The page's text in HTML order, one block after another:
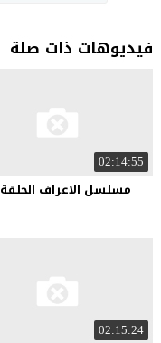
فيديوهات ذات صلة
02:14:55
مسلسل الاعراف الحلقة 25
02:15:24